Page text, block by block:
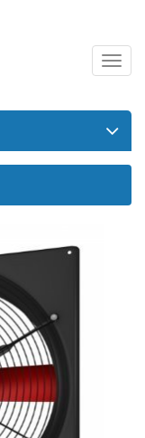
導
覽
關